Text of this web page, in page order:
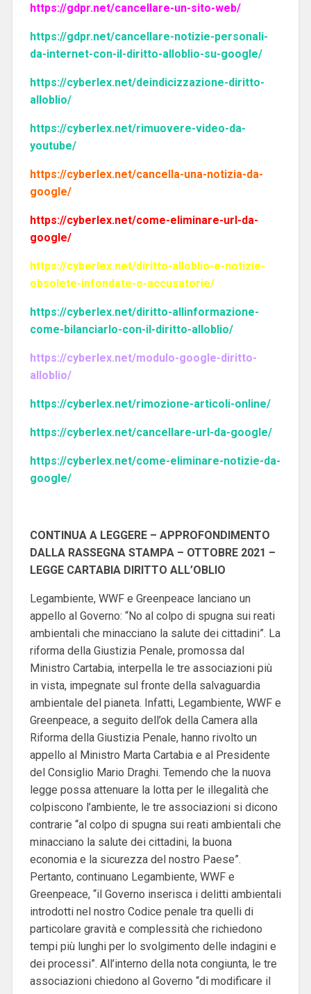
https://gdpr.net/cancellare-un-sito-web/
https://gdpr.net/cancellare-notizie-personali-
da-internet-con-il-diritto-alloblio-su-google/
https://cyberlex.net/deindicizzazione-diritto-
alloblio/
https://cyberlex.net/rimuovere-video-da-
youtube/
https://cyberlex.net/cancella-una-notizia-da-
google/
https://cyberlex.net/come-eliminare-url-da-
google/
https://cyberlex.net/diritto-alloblio-e-notizie-
obsolete-infondate-o-accusatorie/
https://cyberlex.net/diritto-allinformazione-
come-bilanciarlo-con-il-diritto-alloblio/
https://cyberlex.net/modulo-google-diritto-
alloblio/
https://cyberlex.net/rimozione-articoli-online/
https://cyberlex.net/cancellare-url-da-google/
https://cyberlex.net/come-eliminare-notizie-da-
google/
CONTINUA A LEGGERE – APPROFONDIMENTO
DALLA RASSEGNA STAMPA – OTTOBRE 2021 –
LEGGE CARTABIA DIRITTO ALL’OBLIO
Legambiente, WWF e Greenpeace lanciano un
appello al Governo: “No al colpo di spugna sui reati
ambientali che minacciano la salute dei cittadini”. La
riforma della Giustizia Penale, promossa dal
Ministro Cartabia, interpella le tre associazioni più
in vista, impegnate sul fronte della salvaguardia
ambientale del pianeta. Infatti, Legambiente, WWF e
Greenpeace, a seguito dell’ok della Camera alla
Riforma della Giustizia Penale, hanno rivolto un
appello al Ministro Marta Cartabia e al Presidente
del Consiglio Mario Draghi. Temendo che la nuova
legge possa attenuare la lotta per le illegalità che
colpiscono l’ambiente, le tre associazioni si dicono
contrarie “al colpo di spugna sui reati ambientali che
minacciano la salute dei cittadini, la buona
economia e la sicurezza del nostro Paese”.
Pertanto, continuano Legambiente, WWF e
Greenpeace, “il Governo inserisca i delitti ambientali
introdotti nel nostro Codice penale tra quelli di
particolare gravità e complessità che richiedono
tempi più lunghi per lo svolgimento delle indagini e
dei processi”. All’interno della nota congiunta, le tre
associazioni chiedono al Governo “di modificare il